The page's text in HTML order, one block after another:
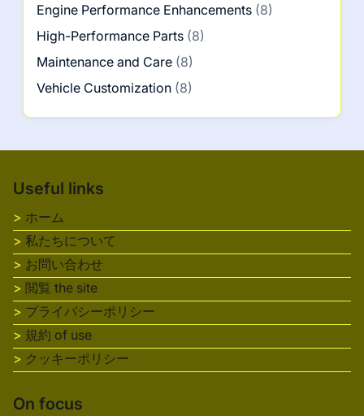
Engine Performance Enhancements (8)
High-Performance Parts (8)
Maintenance and Care (8)
Vehicle Customization (8)
Useful links
ホーム
私たちについて
お問い合わせ
閲覧 the site
プライバシーポリシー
規約 of use
クッキーポリシー
On focus